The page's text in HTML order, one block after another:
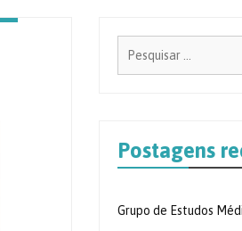
Postagens
Grupo de Estudos